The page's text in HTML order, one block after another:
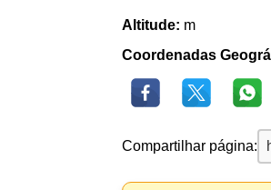
Altitude: m
Coordenadas
Compartilhar página: